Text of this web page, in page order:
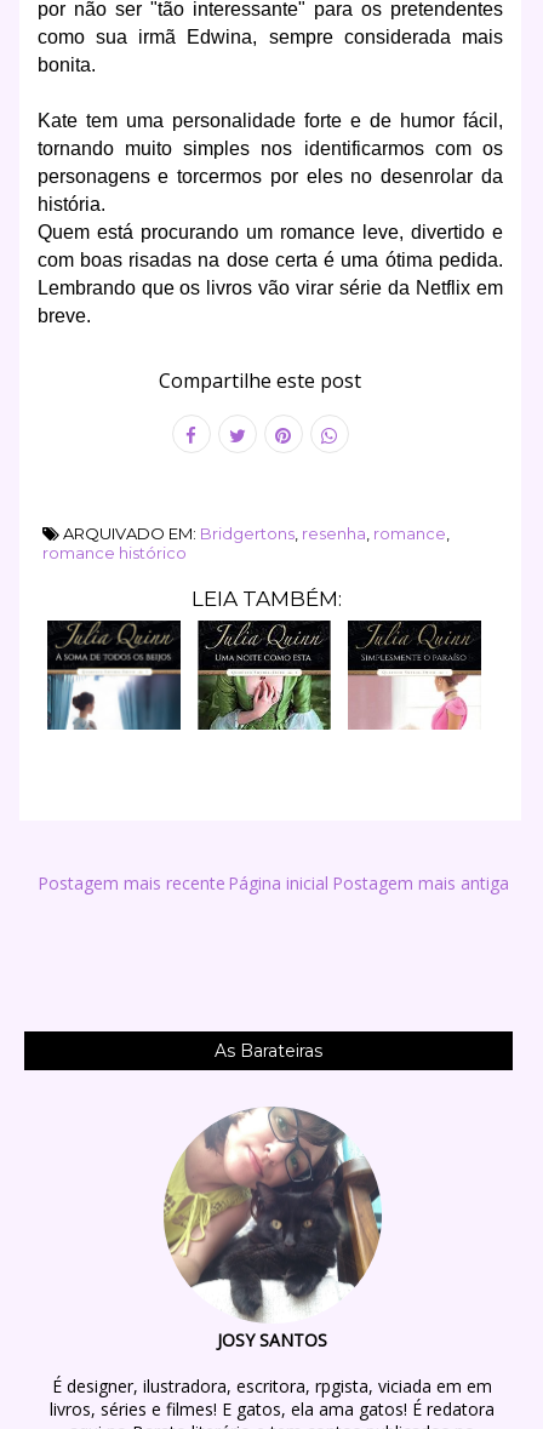
por não ser "tão interessante" para os pretendentes
como sua irmã Edwina, sempre considerada mais
bonita.
Kate tem uma personalidade forte e de humor fácil,
tornando muito simples nos identificarmos com os
personagens e torcermos por eles no desenrolar da
história.
Quem está procurando um romance leve, divertido e
com boas risadas na dose certa é uma ótima pedida.
Lembrando que os livros vão virar série da Netflix em
breve.
Compartilhe este post
ARQUIVADO EM: Bridgertons, resenha romance
romance histórico
LEIA TAMBÉM:
Postagem mais recente Postagem mais antiga
Página inicial
As Barateiras
JOSY SANTOS
É designer, ilustradora, escritora, rpgista, viciada em em
livros, séries e filmes! E gatos, ela ama gatos! É redatora